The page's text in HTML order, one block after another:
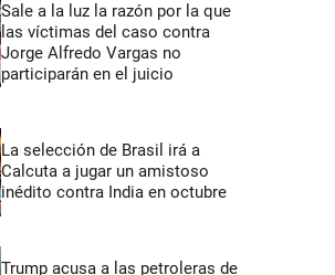
Sale a la luz la razón por la que
las víctimas del caso contra
Jorge Alfredo Vargas no
participarán en el juicio
La selección de Brasil irá a
Calcuta a jugar un amistoso
inédito contra India en octubre
Trump acusa a las petroleras de